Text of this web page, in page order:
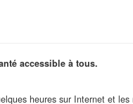
accessible à tous.
heures sur Internet et